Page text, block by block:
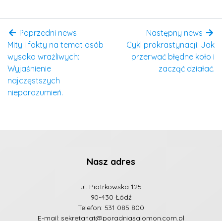
Poprzedni news
Mity i fakty na temat osób
wysoko wrażliwych:
Wyjaśnienie
najczęstszych
nieporozumień.
Następny news
Cykl prokrastynacji: Jak
przerwać błędne koło i
zacząć działać.
Nasz adres
ul. Piotrkowska 125
90-430 Łódź
Telefon: 531 085 800
E-mail:sekretariat@poradniasalomon.com.pl